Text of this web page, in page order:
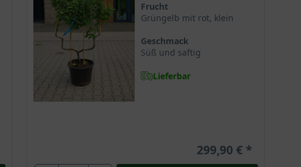
Frucht
Grüngelb mit rot, klein
Geschmack
Süß und saftig
Lieferbar
299,90 €